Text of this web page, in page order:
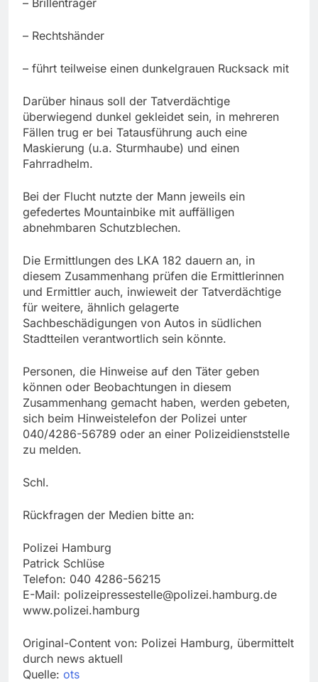
– Rechtshänder
– führt teilweise einen dunkelgrauen Rucksack mit
Darüber hinaus soll der Tatverdächtige
überwiegend dunkel gekleidet sein, in mehreren
Fällen trug er bei Tatausführung auch eine
Maskierung (u.a. Sturmhaube) und einen
Fahrradhelm.
Bei der Flucht nutzte der Mann jeweils ein
gefedertes Mountainbike mit auffälligen
abnehmbaren Schutzblechen.
Die Ermittlungen des LKA 182 dauern an, in
diesem Zusammenhang prüfen die Ermittlerinnen
und Ermittler auch, inwieweit der Tatverdächtige
für weitere, ähnlich gelagerte
Sachbeschädigungen von Autos in südlichen
Stadtteilen verantwortlich sein könnte.
Personen, die Hinweise auf den Täter geben
können oder Beobachtungen in diesem
Zusammenhang gemacht haben, werden gebeten,
sich beim Hinweistelefon der Polizei unter
040/4286-56789 oder an einer Polizeidienststelle
zu melden.
Schl.
Rückfragen der Medien bitte an:
Polizei Hamburg
Patrick Schlüse
Telefon: 040 4286-56215
E-Mail: polizeipressestelle@polizei.hamburg.de
www.polizei.hamburg
Original-Content von: Polizei Hamburg, übermittelt
durch news aktuell
Quelle: ots